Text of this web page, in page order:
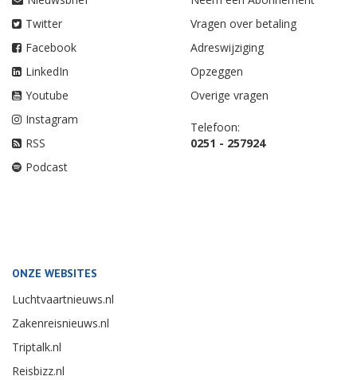
Twitter
Facebook
LinkedIn
Youtube
Instagram
RSS
Podcast
Vragen over betaling
Adreswijziging
Opzeggen
Overige vragen
Telefoon:
0251 - 257924
ONZE WEBSITES
Luchtvaartnieuws.nl
Zakenreisnieuws.nl
Triptalk.nl
Reisbizz.nl